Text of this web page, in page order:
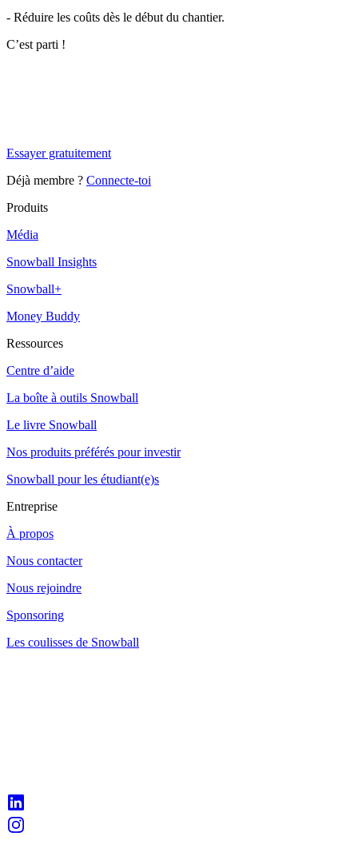
- Réduire les coûts dès le début du chantier.
C’est parti !
Essayer gratuitement
Déjà membre ? Connecte-toi
Produits
Média
Snowball Insights
Snowball+
Money Buddy
Ressources
Centre d’aide
La boîte à outils Snowball
Le livre Snowball
Nos produits préférés pour investir
Snowball pour les étudiant(e)s
Entreprise
À propos
Nous contacter
Nous rejoindre
Sponsoring
Les coulisses de Snowball